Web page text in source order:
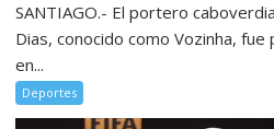
SANTIAGO.- El portero
Dias, conocido como Vozinha,
en...
Deportes